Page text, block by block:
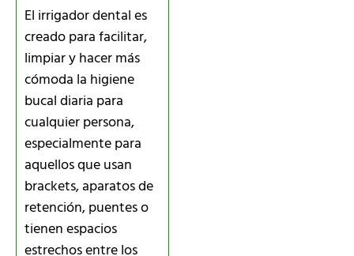
El irrigador dental es
creado para facilitar,
limpiar y hacer más
cómoda la higiene
bucal diaria para
cualquier persona,
especialmente para
aquellos que usan
brackets, aparatos de
retención, puentes o
tienen espacios
estrechos entre los